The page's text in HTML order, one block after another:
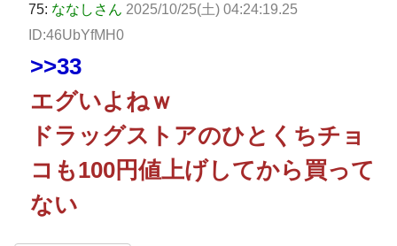
75: ななしさん 2025/10/25(土) 04:24:19.25
ID:46UbYfMH0
>>33
エグいよねｗ
ドラッグストアのひとくちチョ
コも100円値上げしてから買って
ない